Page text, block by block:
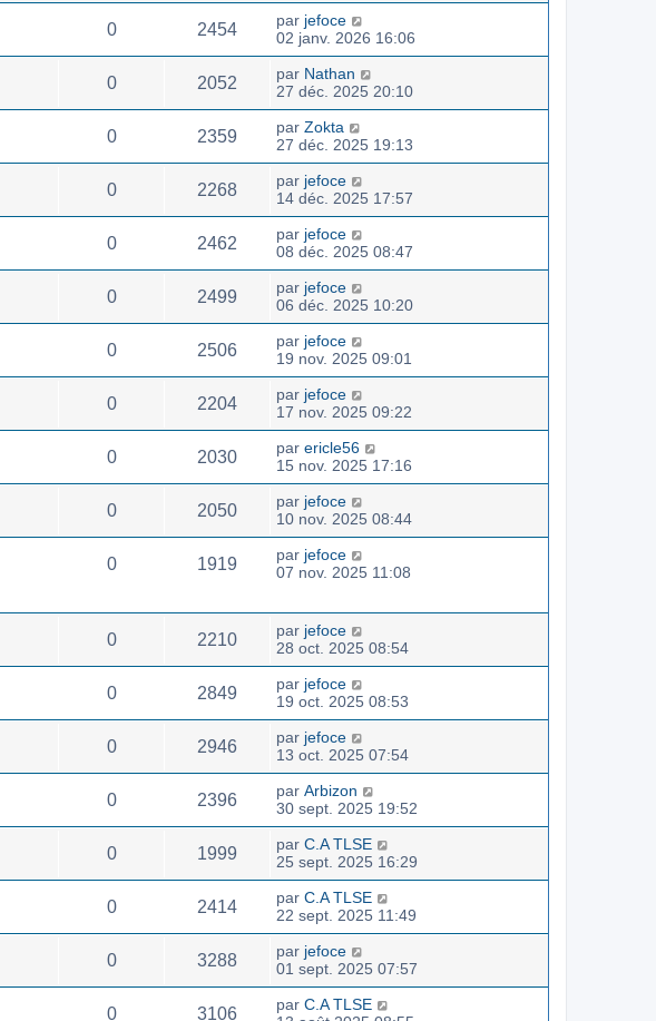
0 2454 par jefoce
02 janv. 2026 16:06
0 2052 par Nathan
27 déc. 2025 20:10
0 2359 par Zokta
27 déc. 2025 19:13
0 2268 par jefoce
14 déc. 2025 17:57
0 2462 par jefoce
08 déc. 2025 08:47
0 2499 par jefoce
06 déc. 2025 10:20
0 2506 par jefoce
19 nov. 2025 09:01
0 2204 par jefoce
17 nov. 2025 09:22
0 2030 par ericle56
15 nov. 2025 17:16
0 2050 par jefoce
10 nov. 2025 08:44
0 1919 par jefoce
07 nov. 2025 11:08
0 2210 par jefoce
28 oct. 2025 08:54
0 2849 par jefoce
19 oct. 2025 08:53
0 2946 par jefoce
13 oct. 2025 07:54
0 2396 par Arbizon
30 sept. 2025 19:52
0 1999 par C.A TLSE
25 sept. 2025 16:29
0 2414 par C.A TLSE
22 sept. 2025 11:49
0 3288 par jefoce
01 sept. 2025 07:57
0 3106 par C.A TLSE